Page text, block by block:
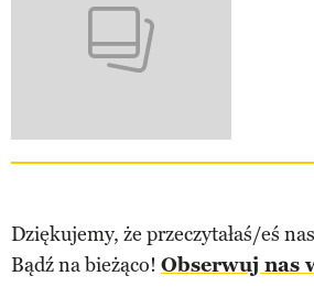
Dziękujemy, że przeczytałaś/eś
Bądź na bieżąco! Obserwuj nas